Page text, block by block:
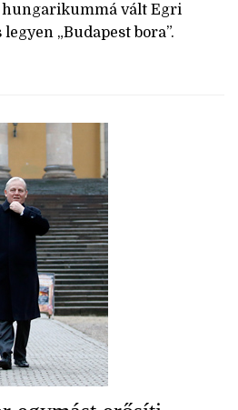
hungarikummá vált Egri
„Budapest bora”.